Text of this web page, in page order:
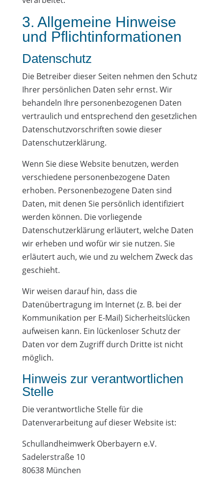
3. Allgemeine Hinweise
und Pflicht­informationen
Datenschutz
Die Betreiber dieser Seiten nehmen den Schutz
Ihrer persönlichen Daten sehr ernst. Wir
behandeln Ihre personenbezogenen Daten
vertraulich und entsprechend den gesetzlichen
Datenschutzvorschriften sowie dieser
Datenschutzerklärung.
Wenn Sie diese Website benutzen, werden
verschiedene personenbezogene Daten
erhoben. Personenbezogene Daten sind
Daten, mit denen Sie persönlich identifiziert
werden können. Die vorliegende
Datenschutzerklärung erläutert, welche Daten
wir erheben und wofür wir sie nutzen. Sie
erläutert auch, wie und zu welchem Zweck das
geschieht.
Wir weisen darauf hin, dass die
Datenübertragung im Internet (z. B. bei der
Kommunikation per E-Mail) Sicherheitslücken
aufweisen kann. Ein lückenloser Schutz der
Daten vor dem Zugriff durch Dritte ist nicht
möglich.
Hinweis zur verantwortlichen
Stelle
Die verantwortliche Stelle für die
Datenverarbeitung auf dieser Website ist:
Schullandheimwerk Oberbayern e.V.
Sadelerstraße 10
80638 München